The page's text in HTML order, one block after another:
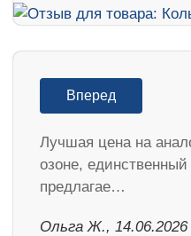
Вперед
Лучшая цена на
озоне,
предлагае…
Ольга Ж., 14.06.2026